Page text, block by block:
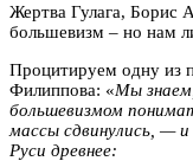
Жертва Гулага, Борис
большевизм – но нам
Процитируем одну из
Филиппова: «Мы
большевизмом
массы сдвинулись, —
Руси древнее: